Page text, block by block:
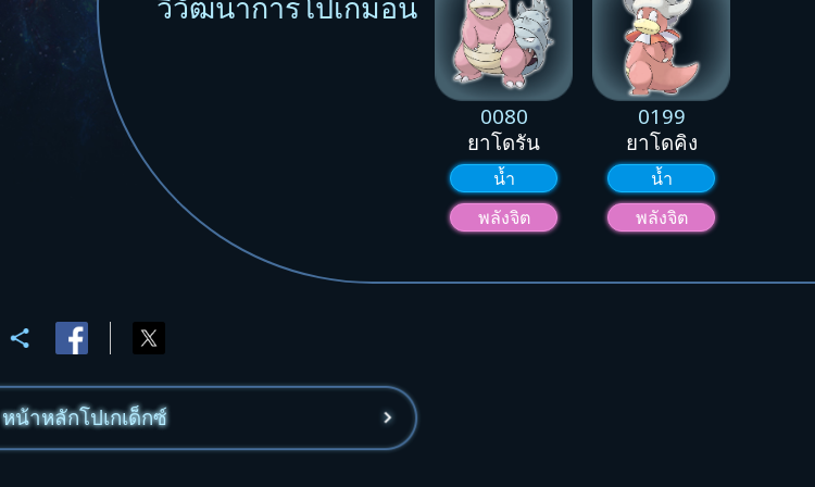
0080
ยาโดรัน
น้ำ
พลังจิต
0199
ยาโดคิง
น้ำ
พลังจิต
หน้าหลักโปเกเด็กซ์